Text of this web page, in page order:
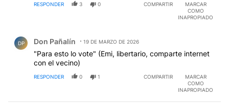
RESPONDER 3 0 COMPARTIR
MARCAR
COMO
INAPROPIADO
DP Don Pañalín 19 DE MARZO DE 2026
"Para esto lo vote" (Emi, libertario, comparte internet
con el vecino)
RESPONDER 0 1 COMPARTIR
MARCAR
COMO
INAPROPIADO